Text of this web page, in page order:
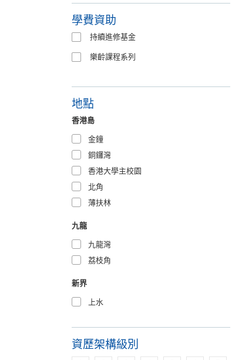
學費資助
持續進修基金
樂齡課程系列
地點
香港島
金鐘
銅鑼灣
香港大學主校園
北角
薄扶林
九龍
九龍灣
荔枝角
新界
上水
資歷架構級別